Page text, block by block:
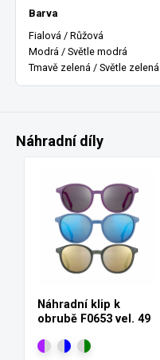
Barva
Fialová / Růžová
Modrá / Světle modrá
Tmavě zelená / Světle zelená
Náhradní díly
Náhradní klip k
obrubě F0653 vel. 49